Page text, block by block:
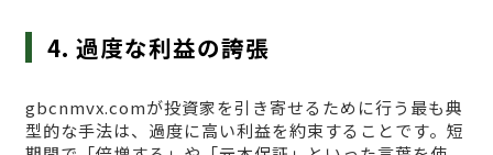
4. 過度な利益の誇張
gbcnmvx.comが投資家を引き寄せるために行う最も典
型的な手法は、過度に高い利益を約束することです。短